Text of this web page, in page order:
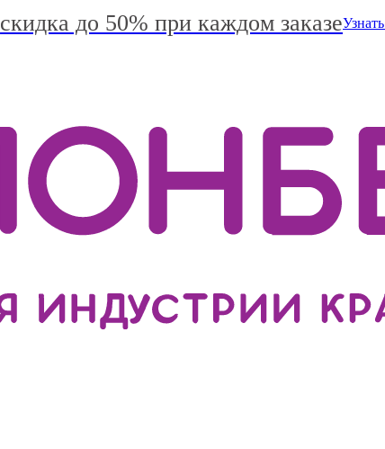
скидка до 50% при каждом заказе